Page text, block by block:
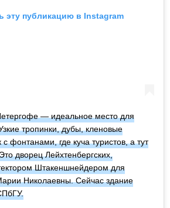
эту публикацию в Instagram
— идеальное место для
тропинки, дубы, кленовые
фонтанами, где куча туристов, а тут
дворец Лейхтенбергских,
Штакеншнейдером для
Николаевны. Сейчас здание